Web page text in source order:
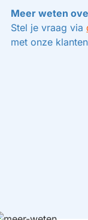
Meer weten
Stel je vraag via
met onze